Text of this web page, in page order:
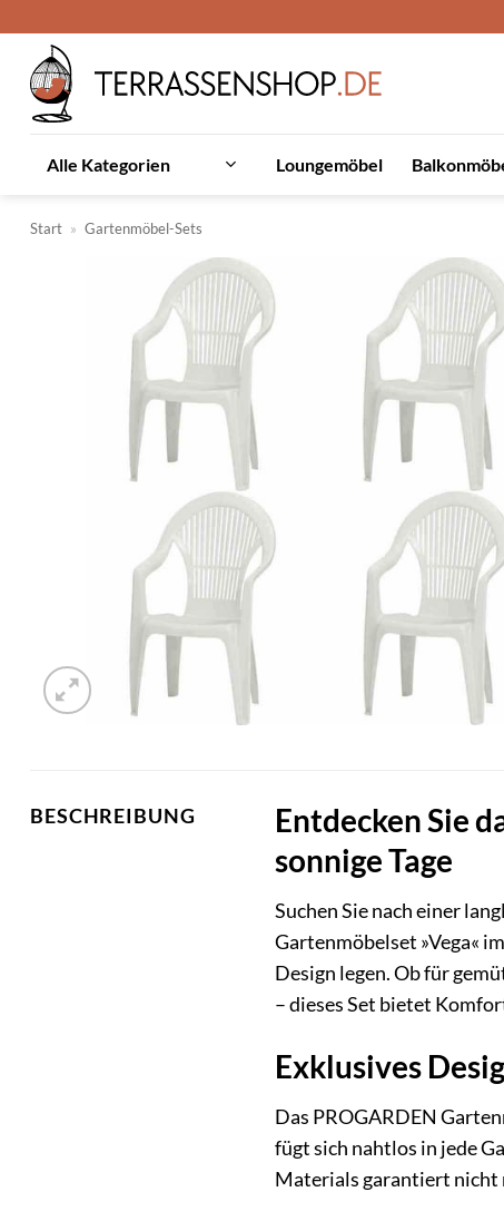
Inhalt
springen
Alle Kategorien Loungemöbel
Start » Gartenmöbel-Sets
BESCHREIBUNG
Entdecken Sie
sonnige Tage
Suchen Sie nach einer
Gartenmöbelset »Vega«
Design legen. Ob für
– dieses Set bietet
Exklusives
Das PROGARDEN
fügt sich nahtlos in jede
Materials garantiert nicht